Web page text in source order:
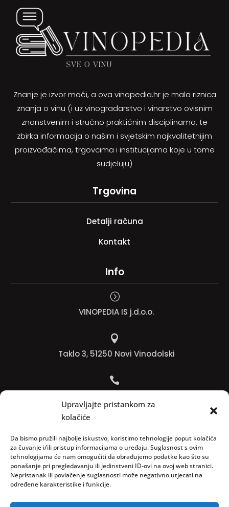
Upravljajte pristankom za
kolačiće
Da bismo pružili najbolje iskustvo, koristimo tehnologije poput kolačića
za čuvanje i/ili pristup informacijama o uređaju. Suglasnost s ovim
tehnologijama će nam omogućiti da obrađujemo podatke kao što su
ponašanje pri pregledavanju ili jedinstveni ID-ovi na ovoj web stranici.
Nepristanak ili povlačenje suglasnosti može negativno utjecati na
određene karakteristike i funkcije.
Znanje je izvor moći, a ova vinopedia.hr je mala riznica
znanja o vinu (i uz vinogradarstvo i vinarstvo ovisnim
znanstvenim i stručno praktičnim disciplinama, te
zbirka informacija o našim i svjetskim najkvalitetnijim
proizvođačima, trgovcima i institucijama koje u tome
sudjeluju)
Trgovina
Detalji računa
Kontakt
Info
=
VINOPEDIA IS j.d.o.o.

Taklo 3, 51250 Novi Vinodolski

Jadranko +385 91 501 4218

info@vinopedia.hr